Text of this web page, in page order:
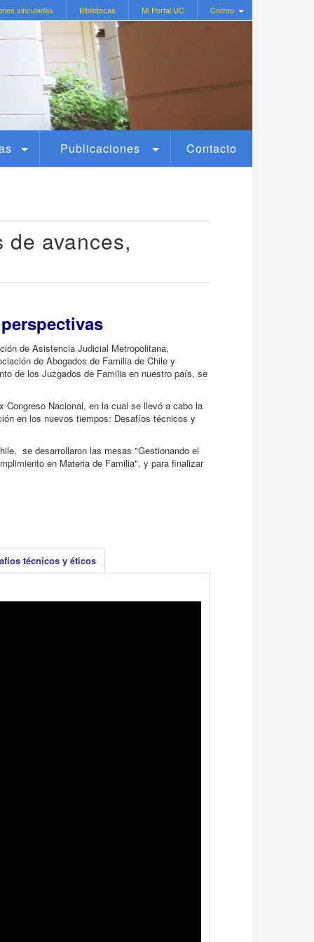
vinculadas Bibliotecas Mi Portal UC Correo
Publicaciones Contacto
avances,
de Asistencia Judicial Metropolitana,
de Abogados de Familia de Chile y
de los Juzgados de Familia en nuestro país, se
Congreso Nacional, en la cual se llevó a cabo la
en los nuevos tiempos: Desafíos técnicos y
se desarrollaron las mesas "Gestionando el
en Materia de Familia", y para finalizar
técnicos y éticos